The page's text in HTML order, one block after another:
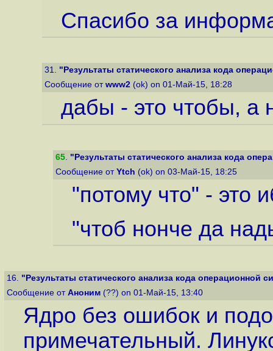
Спасибо за
31. "Результаты статического анализа кода
Сообщение от www2 (ok) on 01-Май-15, 18:28
дабы - это чтобы, а
65. "Результаты статического анализа кода
Сообщение от Ytch (ok) on 03-Май-15, 18:25
"потому что" - это
"чтоб нонче да
16. "Результаты статического анализа кода операционной
Сообщение от Аноним (??) on 01-Май-15, 13:40
Ядро без ошибок и
примечательный.